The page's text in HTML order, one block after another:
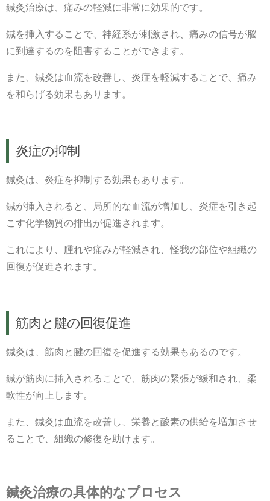
鍼灸治療は、痛みの軽減に非常に効果的です。
鍼を挿入することで、神経系が刺激され、痛みの信号が脳
に到達するのを阻害することができます。
また、鍼灸は血流を改善し、炎症を軽減することで、痛み
を和らげる効果もあります。
炎症の抑制
鍼灸は、炎症を抑制する効果もあります。
鍼が挿入されると、局所的な血流が増加し、炎症を引き起
こす化学物質の排出が促進されます。
これにより、腫れや痛みが軽減され、怪我の部位や組織の
回復が促進されます。
筋肉と腱の回復促進
鍼灸は、筋肉と腱の回復を促進する効果もあるのです。
鍼が筋肉に挿入されることで、筋肉の緊張が緩和され、柔
軟性が向上します。
また、鍼灸は血流を改善し、栄養と酸素の供給を増加させ
ることで、組織の修復を助けます。
鍼灸治療の具体的なプロセス